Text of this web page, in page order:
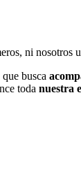
ni nosotros
busca
toda nuestra